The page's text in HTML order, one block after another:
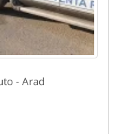
- Arad